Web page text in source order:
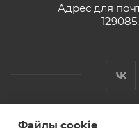
Адрес для
Файлы cookie